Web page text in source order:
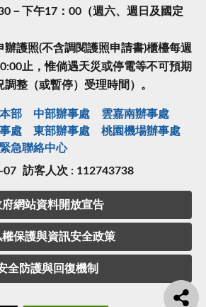
－下午17：00（週六、週日及國定
辦護照(不含調閱護照申請書)櫃檯每週
止，惟倘遇天災或停電等不可預期
整（或暫停）受理時間）。
部 中部辦事處
雲嘉南辦事處
處
東部辦事處
桃園機場辦事處
急聯絡中⼼
07 訪客人次 : 112743738
府網站資料開放宣告
權保護與資訊安全政策
全防護與回復機制